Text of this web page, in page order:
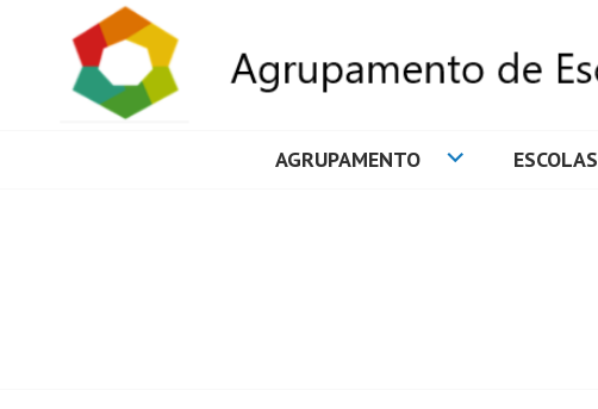
AGRUPAMENTO ESCOLAS